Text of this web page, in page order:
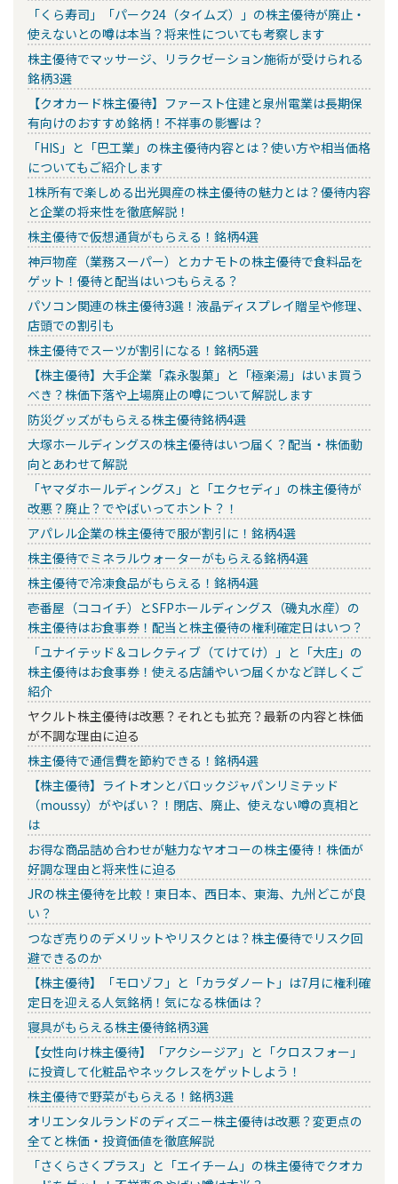
「くら寿司」「パーク24（タイムズ）」の株主優待が廃止・
使えないとの噂は本当？将来性についても考察します
株主優待でマッサージ、リラクゼーション施術が受けられる
銘柄3選
【クオカード株主優待】ファースト住建と泉州電業は長期保
有向けのおすすめ銘柄！不祥事の影響は？
「HIS」と「巴工業」の株主優待内容とは？使い方や相当価格
についてもご紹介します
1株所有で楽しめる出光興産の株主優待の魅力とは？優待内容
と企業の将来性を徹底解説！
株主優待で仮想通貨がもらえる！銘柄4選
神戸物産（業務スーパー）とカナモトの株主優待で食料品を
ゲット！優待と配当はいつもらえる？
パソコン関連の株主優待3選！液晶ディスプレイ贈呈や修理、
店頭での割引も
株主優待でスーツが割引になる！銘柄5選
【株主優待】大手企業「森永製菓」と「極楽湯」はいま買う
べき？株価下落や上場廃止の噂について解説します
防災グッズがもらえる株主優待銘柄4選
大塚ホールディングスの株主優待はいつ届く？配当・株価動
向とあわせて解説
「ヤマダホールディングス」と「エクセディ」の株主優待が
改悪？廃止？でやばいってホント？！
アパレル企業の株主優待で服が割引に！銘柄4選
株主優待でミネラルウォーターがもらえる銘柄4選
株主優待で冷凍食品がもらえる！銘柄4選
壱番屋（ココイチ）とSFPホールディングス（磯丸水産）の
株主優待はお食事券！配当と株主優待の権利確定日はいつ？
「ユナイテッド＆コレクティブ（てけてけ）」と「大庄」の
株主優待はお食事券！使える店舗やいつ届くかなど詳しくご
紹介
ヤクルト株主優待は改悪？それとも拡充？最新の内容と株価
が不調な理由に迫る
株主優待で通信費を節約できる！銘柄4選
【株主優待】ライトオンとバロックジャパンリミテッド
（moussy）がやばい？！閉店、廃止、使えない噂の真相と
は
お得な商品詰め合わせが魅力なヤオコーの株主優待！株価が
好調な理由と将来性に迫る
JRの株主優待を比較！東日本、西日本、東海、九州どこが良
い？
つなぎ売りのデメリットやリスクとは？株主優待でリスク回
避できるのか
【株主優待】「モロゾフ」と「カラダノート」は7月に権利確
定日を迎える人気銘柄！気になる株価は？
寝具がもらえる株主優待銘柄3選
【女性向け株主優待】「アクシージア」と「クロスフォー」
に投資して化粧品やネックレスをゲットしよう！
株主優待で野菜がもらえる！銘柄3選
オリエンタルランドのディズニー株主優待は改悪？変更点の
全てと株価・投資価値を徹底解説
「さくらさくプラス」と「エイチーム」の株主優待でクオカ